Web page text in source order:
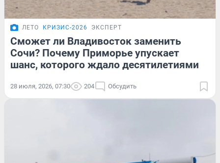
ЛЕТО КРИЗИС-2026 ЭКСПЕРТ
Сможет ли Владивосток заменить
Сочи? Почему Приморье упускает
шанс, которого ждало десятилетиями
28 июля, 2026, 07:30 204 Обсудить